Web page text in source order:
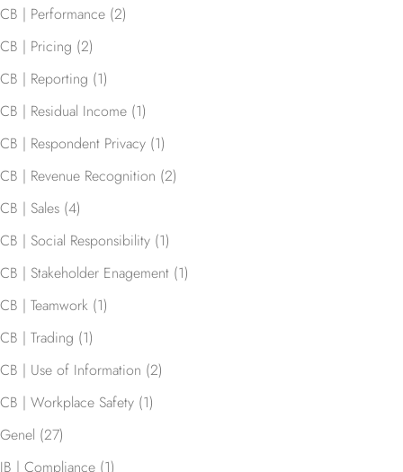
CB | Performance (2)
CB | Pricing (2)
CB | Reporting (1)
CB | Residual Income (1)
CB | Respondent Privacy (1)
CB | Revenue Recognition (2)
CB | Sales (4)
CB | Social Responsibility (1)
CB | Stakeholder Enagement (1)
CB | Teamwork (1)
CB | Trading (1)
CB | Use of Information (2)
CB | Workplace Safety (1)
Genel (27)
IB | Compliance (1)